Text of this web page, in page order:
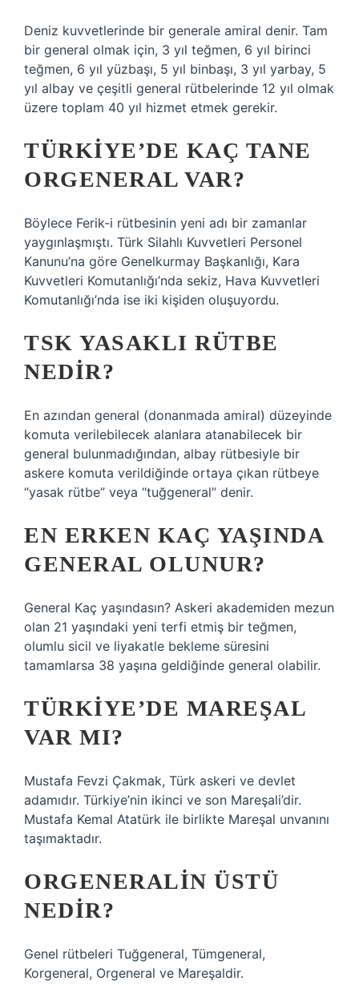
Deniz kuvvetlerinde bir generale amiral denir. Tam
bir general olmak için, 3 yıl teğmen, 6 yıl birinci
teğmen, 6 yıl yüzbaşı, 5 yıl binbaşı, 3 yıl yarbay, 5
yıl albay ve çeşitli general rütbelerinde 12 yıl olmak
üzere toplam 40 yıl hizmet etmek gerekir.
TÜRKIYE’DE KAÇ TANE
ORGENERAL VAR?
Böylece Ferik-i rütbesinin yeni adı bir zamanlar
yaygınlaşmıştı. Türk Silahlı Kuvvetleri Personel
Kanunu’na göre Genelkurmay Başkanlığı, Kara
Kuvvetleri Komutanlığı’nda sekiz, Hava Kuvvetleri
Komutanlığı’nda ise iki kişiden oluşuyordu.
TSK YASAKLI RÜTBE
NEDIR?
En azından general (donanmada amiral) düzeyinde
komuta verilebilecek alanlara atanabilecek bir
general bulunmadığından, albay rütbesiyle bir
askere komuta verildiğinde ortaya çıkan rütbeye
“yasak rütbe” veya “tuğgeneral” denir.
EN ERKEN KAÇ YAŞINDA
GENERAL OLUNUR?
General Kaç yaşındasın? Askeri akademiden mezun
olan 21 yaşındaki yeni terfi etmiş bir teğmen,
olumlu sicil ve liyakatle bekleme süresini
tamamlarsa 38 yaşına geldiğinde general olabilir.
TÜRKIYE’DE MAREŞAL
VAR MI?
Mustafa Fevzi Çakmak, Türk askeri ve devlet
adamıdır. Türkiye’nin ikinci ve son Mareşali’dir.
Mustafa Kemal Atatürk ile birlikte Mareşal unvanını
taşımaktadır.
ORGENERALIN ÜSTÜ
NEDIR?
Genel rütbeleri Tuğgeneral, Tümgeneral,
Korgeneral, Orgeneral ve Mareşaldir.